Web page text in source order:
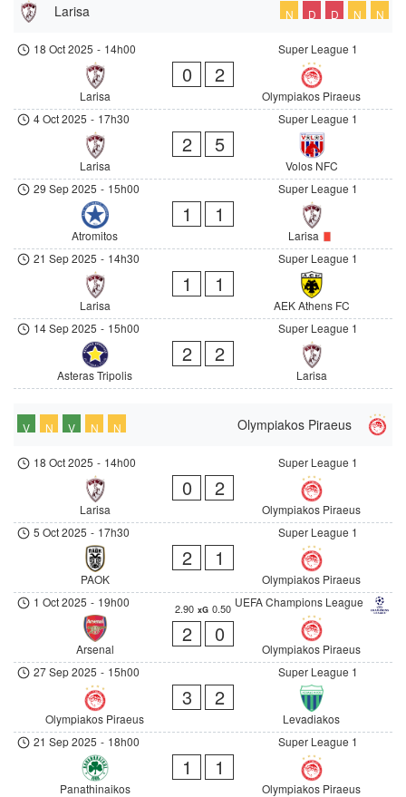
Larisa N D D N N
Super League 1
18 Oct 2025 - 14h00
Larisa
0 2
Olympiakos Piraeus
Super League 1
4 Oct 2025 - 17h30
Larisa
2 5
Volos NFC
Super League 1
29 Sep 2025 - 15h00
Atromitos
1 1
Larisa
Super League 1
21 Sep 2025 - 14h30
Larisa
1 1
AEK Athens FC
Super League 1
14 Sep 2025 - 15h00
Asteras Tripolis
2 2
Larisa
Olympiakos Piraeus
V N V N N
Super League 1
18 Oct 2025 - 14h00
Larisa
0 2
Olympiakos Piraeus
Super League 1
5 Oct 2025 - 17h30
PAOK
2 1
Olympiakos Piraeus
UEFA Champions League
1 Oct 2025 - 19h00
Arsenal
2.90 xG 0.50
2 0
Olympiakos Piraeus
Super League 1
27 Sep 2025 - 15h00
Olympiakos Piraeus
3 2
Levadiakos
Super League 1
21 Sep 2025 - 18h00
Panathinaikos
1 1
Olympiakos Piraeus